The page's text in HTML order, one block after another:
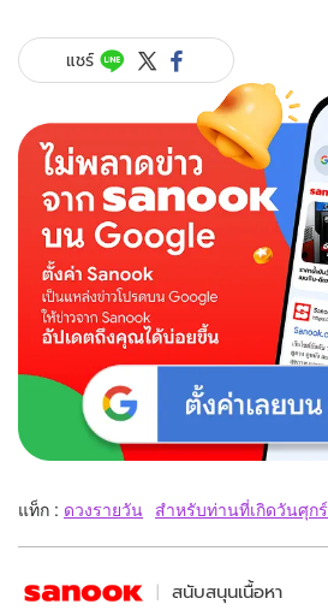
แชร์
แท็ก : ดวงรายวัน สำหรับท่านที่เกิดวันศุกร์
สนับสนุนเนื้อหา